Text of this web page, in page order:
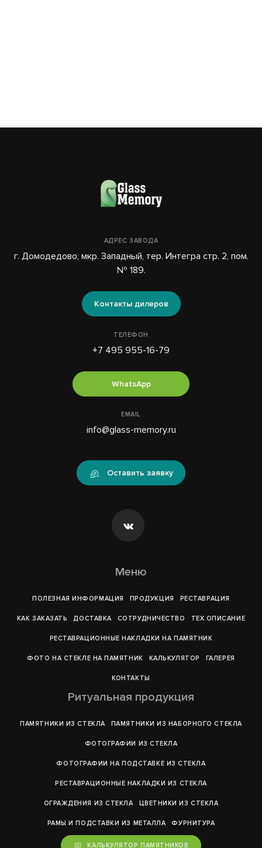
АДРЕС ЗАВОДА
г. Домодедово, мкр. Западный, тер. Интегра стр. 2, пом.
№ 189.
Контакты дилеров
ТЕЛЕФОН
+7 495 955-16-79
WhatsApp
EMAIL
info@glass-memory.ru
Оставить заявку
Меню
ПОЛЕЗНАЯ ИНФОРМАЦИЯ ПРОДУКЦИЯ РЕСТАВРАЦИЯ
КАК ЗАКАЗАТЬ ДОСТАВКА СОТРУДНИЧЕСТВО ТЕХ.ОПИСАНИЕ
РЕСТАВРАЦИОННЫЕ НАКЛАДКИ НА ПАМЯТНИК
ФОТО НА СТЕКЛЕ НА ПАМЯТНИК КАЛЬКУЛЯТОР ГАЛЕРEЯ
КОНТАКТЫ
Ритуальная продукция
ПАМЯТНИКИ ИЗ СТЕКЛА ПАМЯТНИКИ ИЗ НАБОРНОГО СТЕКЛА
ФОТОГРАФИИ ИЗ СТЕКЛА
ФОТОГРАФИИ НА ПОДСТАВКЕ ИЗ СТЕКЛА
РЕСТАВРАЦИОННЫЕ НАКЛАДКИ ИЗ СТЕКЛА
ОГРАЖДЕНИЯ ИЗ СТЕКЛА ЦВЕТНИКИ ИЗ СТЕКЛА
РАМЫ И ПОДСТАВКИ ИЗ МЕТАЛЛА ФУРНИТУРА
КАЛЬКУЛЯТОР ПАМЯТНИКОВ